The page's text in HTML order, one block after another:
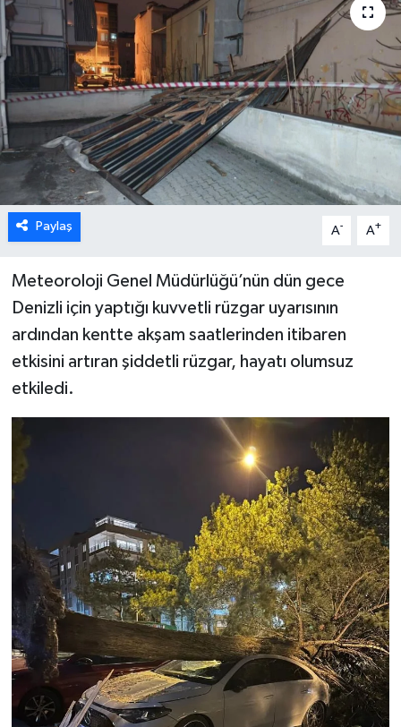
Paylaş A- A+
Meteoroloji Genel Müdürlüğü’nün dün gece
Denizli için yaptığı kuvvetli rüzgar uyarısının
ardından kentte akşam saatlerinden itibaren
etkisini artıran şiddetli rüzgar, hayatı olumsuz
etkiledi.
ÖZEL HABER
DTO
RESMİ REKLAM